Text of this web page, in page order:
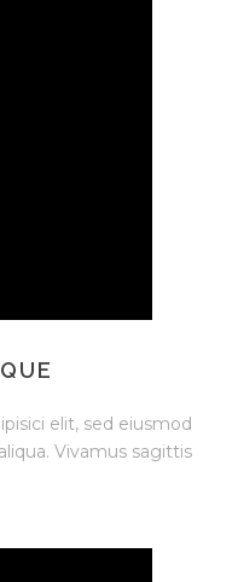
elit, sed eiusmod
Vivamus sagittis